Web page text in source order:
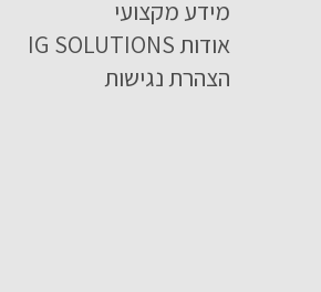
מידע מקצועי
אודות IG SOLUTIONS
הצהרת נגישות